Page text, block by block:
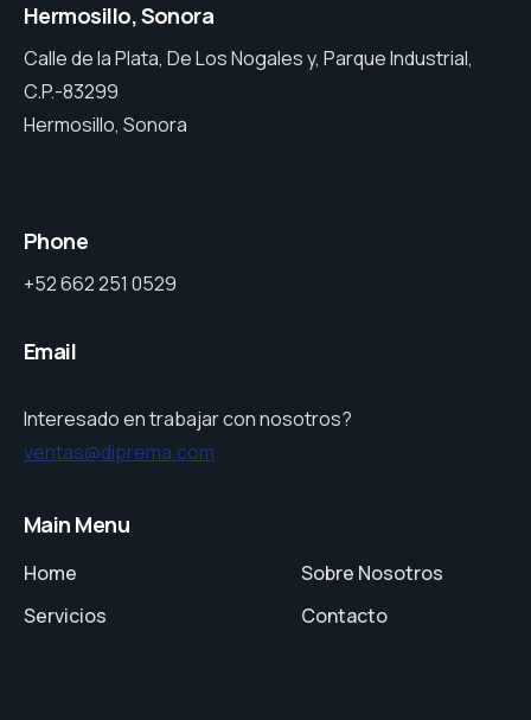
Hermosillo, Sonora
Calle de la Plata, De Los Nogales y, Parque Industrial,
C.P.-83299
Hermosillo, Sonora
Phone
+52 662 251 0529
Email
Interesado en trabajar con nosotros?
ventas@diprema.com
Main Menu
Home
Servicios
Sobre Nosotros
Contacto